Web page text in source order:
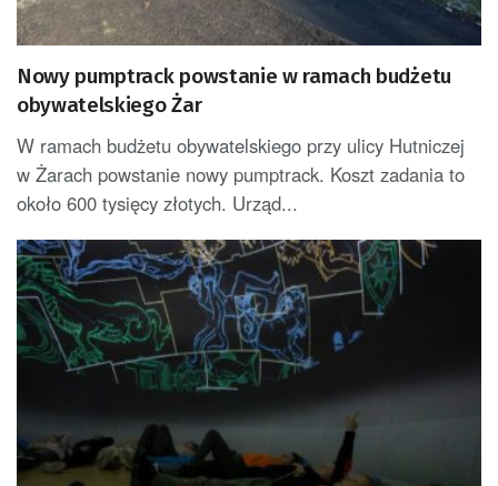
Nowy pumptrack powstanie w ramach budżetu
obywatelskiego Żar
W ramach budżetu obywatelskiego przy ulicy Hutniczej
w Żarach powstanie nowy pumptrack. Koszt zadania to
około 600 tysięcy złotych. Urząd...